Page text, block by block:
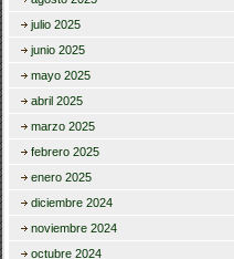
julio 2025
junio 2025
mayo 2025
abril 2025
marzo 2025
febrero 2025
enero 2025
diciembre 2024
noviembre 2024
octubre 2024